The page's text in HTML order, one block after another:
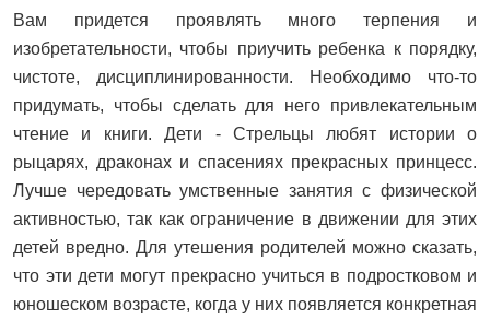
Вам придется проявлять много терпения и
изобретательности, чтобы приучить ребенка к порядку,
чистоте, дисциплинированности. Необходимо что-то
придумать, чтобы сделать для него привлекательным
чтение и книги. Дети - Стрельцы любят истории о
рыцарях, драконах и спасениях прекрасных принцесс.
Лучше чередовать умственные занятия с физической
активностью, так как ограничение в движении для этих
детей вредно. Для утешения родителей можно сказать,
что эти дети могут прекрасно учиться в подростковом и
юношеском возрасте, когда у них появляется конкретная